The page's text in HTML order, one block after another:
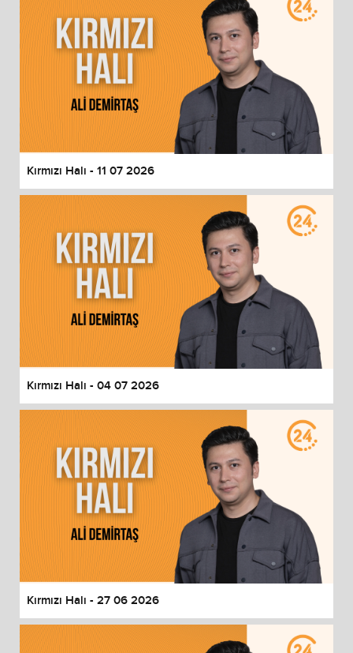
Kırmızı Halı - 11 07 2026
Kırmızı Halı - 04 07 2026
Kırmızı Halı - 27 06 2026